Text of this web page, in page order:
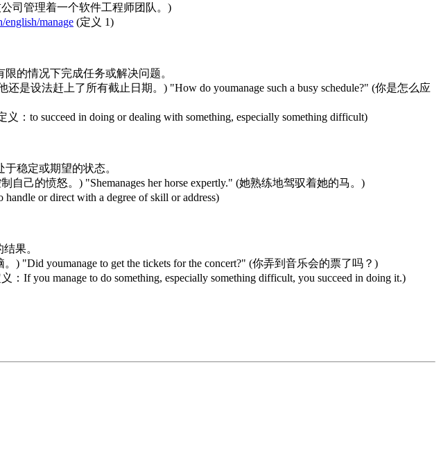
公司管理着一个软件工程师团队。)
manage (定义 1)
的情况下完成任务或解决问题。
还是设法赶上了所有截止日期。) "How do youmanage such a busy schedule?" (你是怎么应
义：to succeed in doing or dealing with something, especially something difficult)
稳定或期望的状态。
自己的愤怒。) "Shemanages her horse expertly." (她熟练地驾驭着她的马。)
handle or direct with a degree of skill or address)
果。
) "Did youmanage to get the tickets for the concert?" (你弄到音乐会的票了吗？)
：If you manage to do something, especially something difficult, you succeed in doing it.)